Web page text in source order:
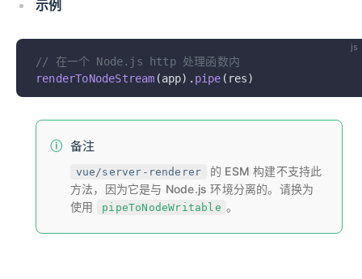
示例
js
// 在一个 Node.js http 处理函数内
renderToNodeStream (app). pipe (res)
备注
vue/server-renderer
的 ESM 构建不支持此
方法，因为它是与 Node.js 环境分离的。请换为
使用
pipeToNodeWritable 。